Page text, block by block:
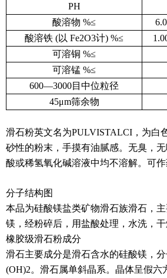
PH
酸溶物 %≤
6.0
酸溶铁 (以 Fe2O3计) %≤
可溶铜 %≤
可溶锰 %≤
600—3000目中位粒径
45μm筛余物
滑石粉英文名为PULVISTALCI，为白
砂性的粉末，手摸有油腻感。无臭，
酸或稀氢氧化碱溶液中均不溶解。可作
分子结构图
本品为硅酸镁盐类矿物滑石族滑石，
镁，经粉碎后，用盐酸处理，水洗，干
橡胶级滑石粉成分
滑石主要成分是滑石含水的硅酸镁，
(OH)2。滑石属单斜晶系。晶体呈假六